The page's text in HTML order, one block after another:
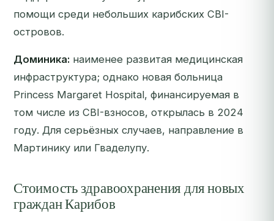
помощи среди небольших карибских CBI-
островов.
Доминика: наименее развитая медицинская
инфраструктура; однако новая больница
Princess Margaret Hospital, финансируемая в
том числе из CBI-взносов, открылась в 2024
году. Для серьёзных случаев, направление в
Мартинику или Гваделупу.
Стоимость здравоохранения для новых
граждан Карибов